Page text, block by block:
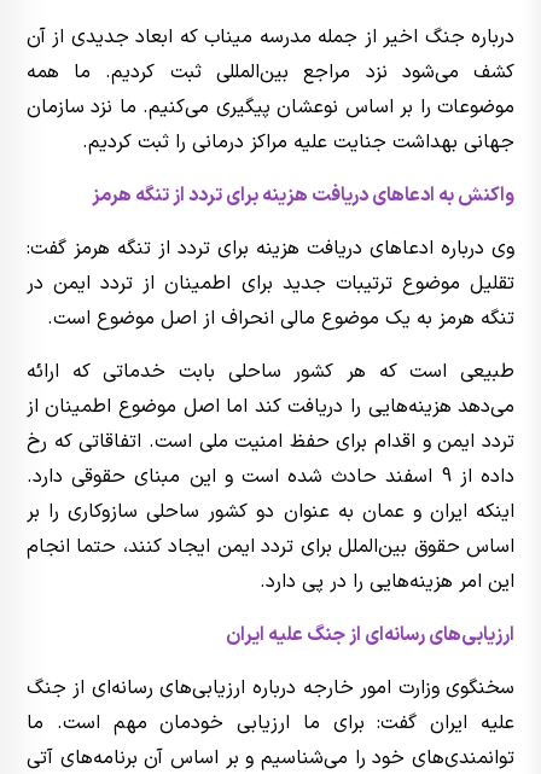
درباره جنگ اخیر از جمله مدرسه میناب که ابعاد جدیدی از آن
کشف می‌شود نزد مراجع بین‌المللی ثبت کردیم. ما همه
موضوعات را بر اساس نوعشان پیگیری می‌کنیم. ما نزد سازمان
جهانی بهداشت جنایت علیه مراکز درمانی را ثبت کردیم.
واکنش به ادعاهای دریافت هزینه برای تردد از تنگه هرمز
وی درباره ادعاهای دریافت هزینه برای تردد از تنگه هرمز گفت:
تقلیل موضوع ترتیبات جدید برای اطمینان از تردد ایمن در
تنگه هرمز به یک موضوع مالی انحراف از اصل موضوع است.
طبیعی است که هر کشور ساحلی بابت خدماتی که ارائه
می‌دهد هزینه‌هایی را دریافت کند اما اصل موضوع اطمینان از
تردد ایمن و اقدام برای حفظ امنیت ملی است. اتفاقاتی که رخ
داده از 9 اسفند حادث شده است و این مبنای حقوقی دارد.
اینکه ایران و عمان به عنوان دو کشور ساحلی سازوکاری را بر
اساس حقوق بین‌الملل برای تردد ایمن ایجاد کنند، حتما انجام
این امر هزینه‌هایی را در پی دارد.
ارزیابی‌های رسانه‌ای از جنگ علیه ایران
سخنگوی وزارت امور خارجه درباره ارزیابی‌های رسانه‌ای از جنگ
علیه ایران گفت: برای ما ارزیابی خودمان مهم است. ما
توانمندی‌های خود را می‌شناسیم و بر اساس آن برنامه‌های آتی